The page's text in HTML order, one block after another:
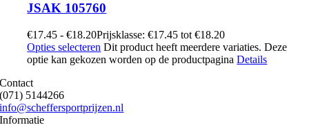
JSAK 105760
€17.45 - €18.20Prijsklasse: €17.45 tot €18.20
Opties selecteren Dit product heeft meerdere variaties. Deze
optie kan gekozen worden op de productpaginaDetails
Contact
(071) 5144266
info@scheffersportprijzen.nl
Informatie